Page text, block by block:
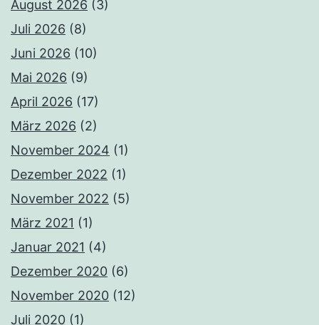
August 2026 (3)
Juli 2026 (8)
Juni 2026 (10)
Mai 2026 (9)
April 2026 (17)
März 2026 (2)
November 2024 (1)
Dezember 2022 (1)
November 2022 (5)
März 2021 (1)
Januar 2021 (4)
Dezember 2020 (6)
November 2020 (12)
Juli 2020 (1)